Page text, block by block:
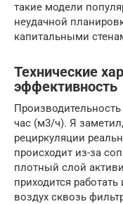
такие модели
неудачной
капитальными
Технические
эффективность
час (м3/ч). Я
рециркуляции
происходит из-за
плотный слой
приходится
воздух сквозь